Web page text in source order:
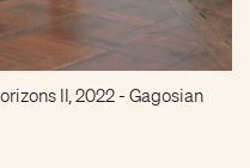
II, 2022 - Gagosian